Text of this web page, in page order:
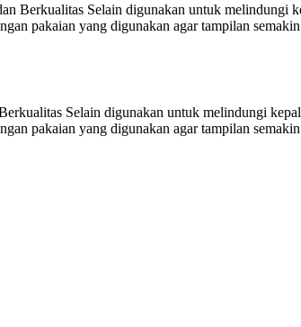
Berkualitas Selain digunakan untuk melindungi
pakaian yang digunakan agar tampilan
Selain digunakan untuk melindungi
pakaian yang digunakan agar tampilan